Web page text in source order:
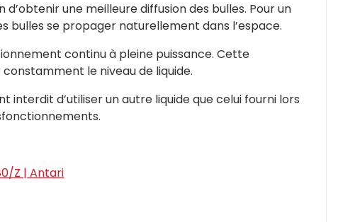
une meilleure diffusion des bulles. Pour un
bulles se propager naturellement dans l’espace.
continu à pleine puissance. Cette
le niveau de liquide.
d’utiliser un autre liquide que celui fourni lors
Z | Antari